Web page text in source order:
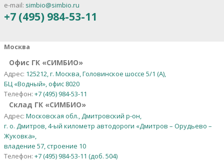
e-mail: simbio@simbio.ru
+7 (495) 984-53-11
Москва
Офис ГК «СИМБИО»
Адрес: 125212, г. Москва, Головинское шоссе 5/1 (А),
БЦ «Водный», офис 8020
Телефон: +7 (495) 984-53-11
Склад ГК «СИМБИО»
Адрес: Московская обл., Дмитровский р-он,
г. о. Дмитров, 4-ый километр автодороги «Дмитров – Орудьево –
Жуковка»,
владение 57, строение 10
Телефон: +7 (495) 984-53-11 (доб. 504)